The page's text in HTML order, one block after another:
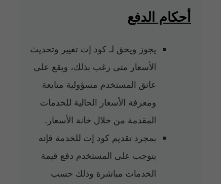
أحكام الدفع
يجوز ويحق لـ كود إت تغيير وتحديث
الأسعار متى رغب بذلك، ويقع على
عاتق المستخدم مسؤولية متابعة
ومعرفة الأسعار الحالية للخدمات
المقدمة من خلال خانة الأسعار.
بمجرد تقديم كود إت للخدمة فإنه
يتوجب على المستخدم دفع قيمة
الخدمات مباشرة وذلك حسب